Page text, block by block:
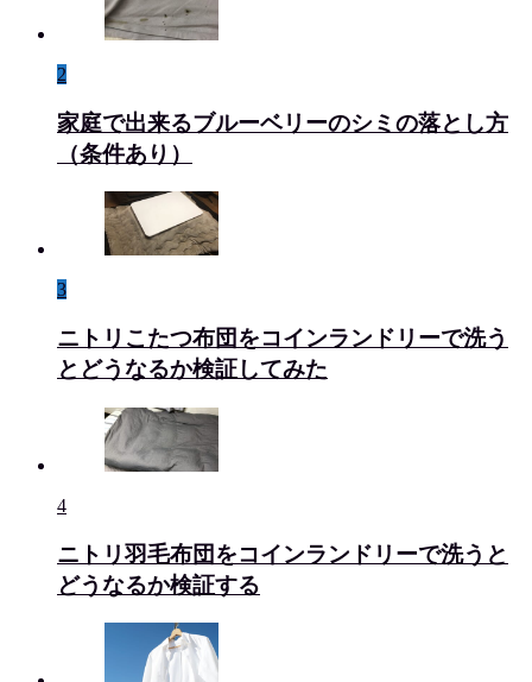
2
家庭で出来るブルーベリーのシミの落とし方
（条件あり）
3
ニトリこたつ布団をコインランドリーで洗う
とどうなるか検証してみた
4
ニトリ羽毛布団をコインランドリーで洗うと
どうなるか検証する